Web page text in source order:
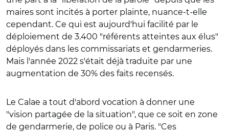
maires sont incités à porter plainte, nuance-t-elle
cependant. Ce qui est aujourd'hui facilité par le
déploiement de 3.400 "référents atteintes aux élus"
déployés dans les commissariats et gendarmeries.
Mais l'année 2022 s'était déjà traduite par une
augmentation de 30% des faits recensés.
Le Calae a tout d'abord vocation à donner une
"vision partagée de la situation", que ce soit en zone
de gendarmerie, de police ou à Paris. "Ces